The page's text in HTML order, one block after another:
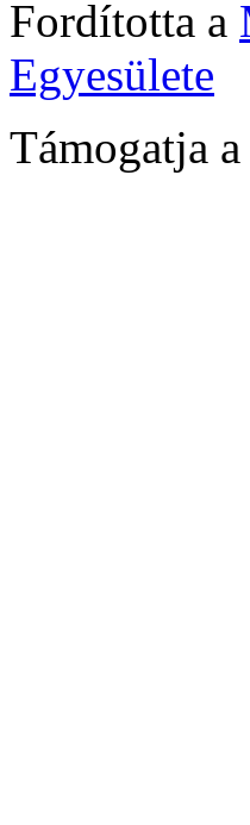
Fordította a
Egyesülete
Támogatja a